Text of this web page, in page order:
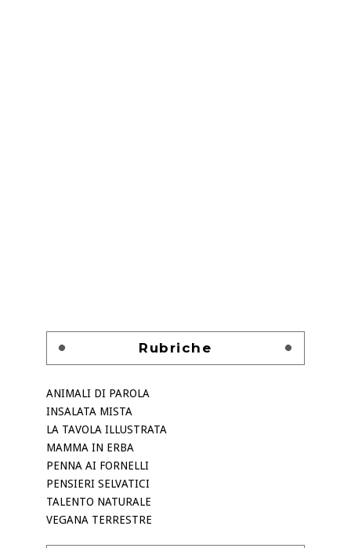
Rubriche
ANIMALI DI PAROLA
INSALATA MISTA
LA TAVOLA ILLUSTRATA
MAMMA IN ERBA
PENNA AI FORNELLI
PENSIERI SELVATICI
TALENTO NATURALE
VEGANA TERRESTRE